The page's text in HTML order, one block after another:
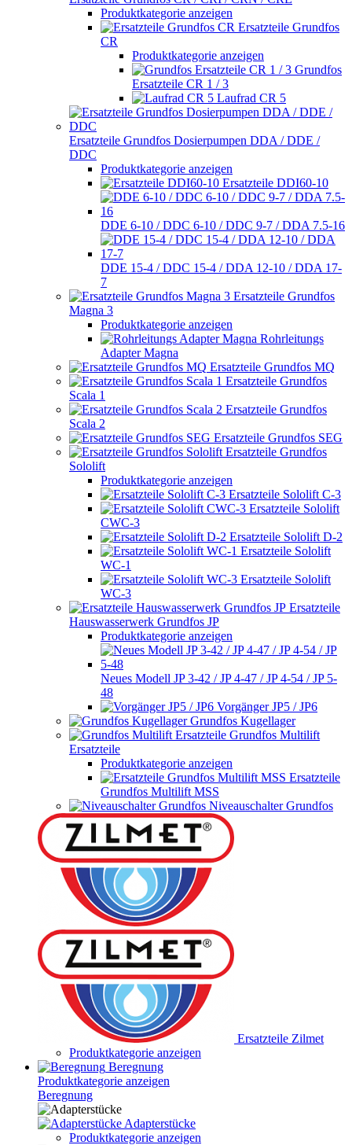
Produktkategorie anzeigen
Ersatzteile Grundfos
CR
Produktkategorie anzeigen
Grundfos
Ersatzteile CR 1 / 3
Laufrad CR 5
Ersatzteile Grundfos Dosierpumpen DDA / DDE /
DDC
Produktkategorie anzeigen
Ersatzteile DDI60-10
DDE 6-10 / DDC 6-10 / DDC 9-7 / DDA 7.5-16
DDE 15-4 / DDC 15-4 / DDA 12-10 / DDA 17-
7
Ersatzteile Grundfos
Magna 3
Produktkategorie anzeigen
Rohrleitungs
Adapter Magna
Ersatzteile Grundfos MQ
Ersatzteile Grundfos
Scala 1
Ersatzteile Grundfos
Scala 2
Ersatzteile Grundfos SEG
Ersatzteile Grundfos
Sololift
Produktkategorie anzeigen
Ersatzteile Sololift C-3
Ersatzteile Sololift
CWC-3
Ersatzteile Sololift D-2
Ersatzteile Sololift
WC-1
Ersatzteile Sololift
WC-3
Ersatzteile
Hauswasserwerk Grundfos JP
Produktkategorie anzeigen
Neues Modell JP 3-42 / JP 4-47 / JP 4-54 / JP 5-
48
Vorgänger JP5 / JP6
Grundfos Kugellager
Grundfos Multilift
Ersatzteile
Produktkategorie anzeigen
Ersatzteile
Grundfos Multilift MSS
Niveauschalter Grundfos
Ersatzteile Zilmet
Produktkategorie anzeigen
Beregnung
Produktkategorie anzeigen
Beregnung
Adapterstücke
Produktkategorie anzeigen